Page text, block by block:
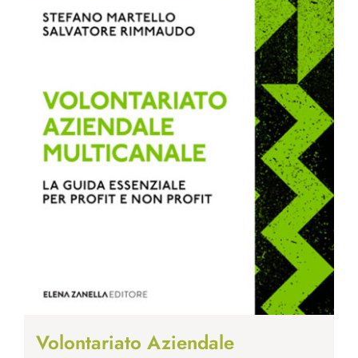
Volontariato Aziendale